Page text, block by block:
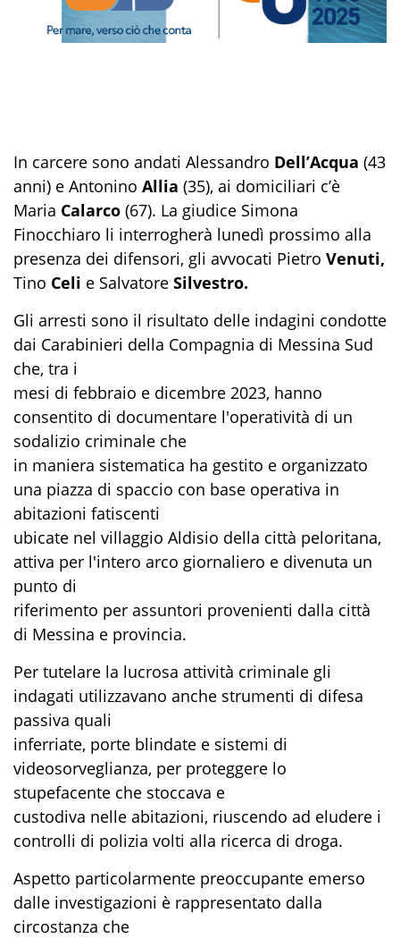
In carcere sono andati Alessandro Dell’Acqua (43
anni) e Antonino Allia (35), ai domiciliari c’è
Maria Calarco (67). La giudice Simona
Finocchiaro li interrogherà lunedì prossimo alla
presenza dei difensori, gli avvocati Pietro Venuti,
Tino Celi e Salvatore Silvestro.
Gli arresti sono il risultato delle indagini condotte
dai Carabinieri della Compagnia di Messina Sud
che, tra i
mesi di febbraio e dicembre 2023, hanno
consentito di documentare l'operatività di un
sodalizio criminale che
in maniera sistematica ha gestito e organizzato
una piazza di spaccio con base operativa in
abitazioni fatiscenti
ubicate nel villaggio Aldisio della città peloritana,
attiva per l'intero arco giornaliero e divenuta un
punto di
riferimento per assuntori provenienti dalla città
di Messina e provincia.
Per tutelare la lucrosa attività criminale gli
indagati utilizzavano anche strumenti di difesa
passiva quali
inferriate, porte blindate e sistemi di
videosorveglianza, per proteggere lo
stupefacente che stoccava e
custodiva nelle abitazioni, riuscendo ad eludere i
controlli di polizia volti alla ricerca di droga.
Aspetto particolarmente preoccupante emerso
dalle investigazioni è rappresentato dalla
circostanza che